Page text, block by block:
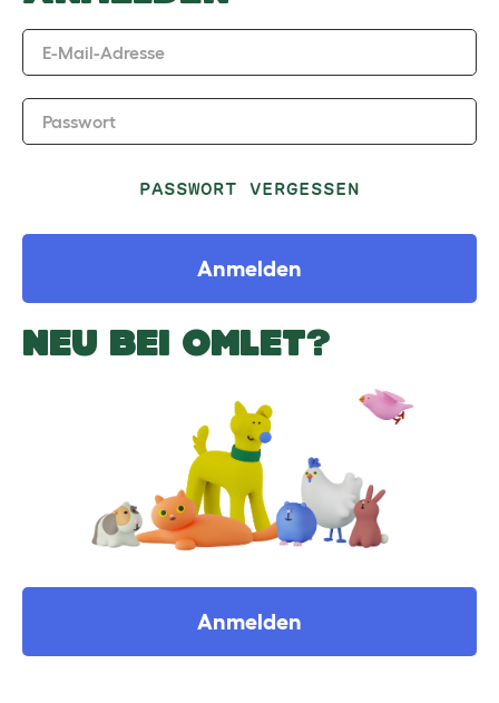
E-Mail-Adresse
Passwort
PASSWORT VERGESSEN
Anmelden
NEU BEI OMLET?
Anmelden